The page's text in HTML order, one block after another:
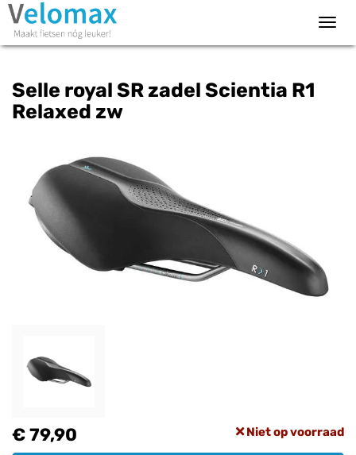
Selle royal SR zadel Scientia R1
Relaxed zw
€ 79,90 Niet op voorraad